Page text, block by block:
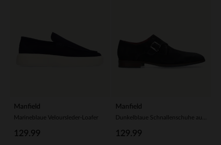
Manfield
Marineblaue Veloursleder-Loafer
129.99
Manfield
129.99